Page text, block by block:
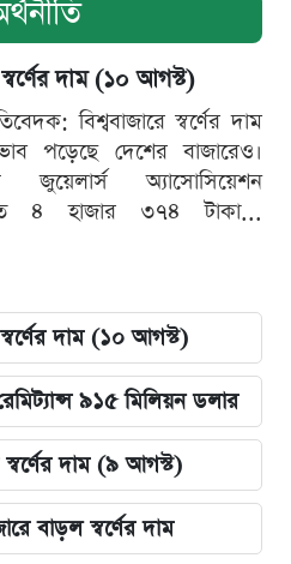
দাম (১০ আগস্ট)
বিশ্ববাজারে স্বর্ণের দাম
পড়েছে দেশের বাজারেও।
জুয়েলার্স অ্যাসোসিয়েশন
৪ হাজার ৩৭৪ টাকা...
দাম (১০ আগস্ট)
৯১৫ মিলিয়ন ডলার
দাম (৯ আগস্ট)
বাড়ল স্বর্ণের দাম